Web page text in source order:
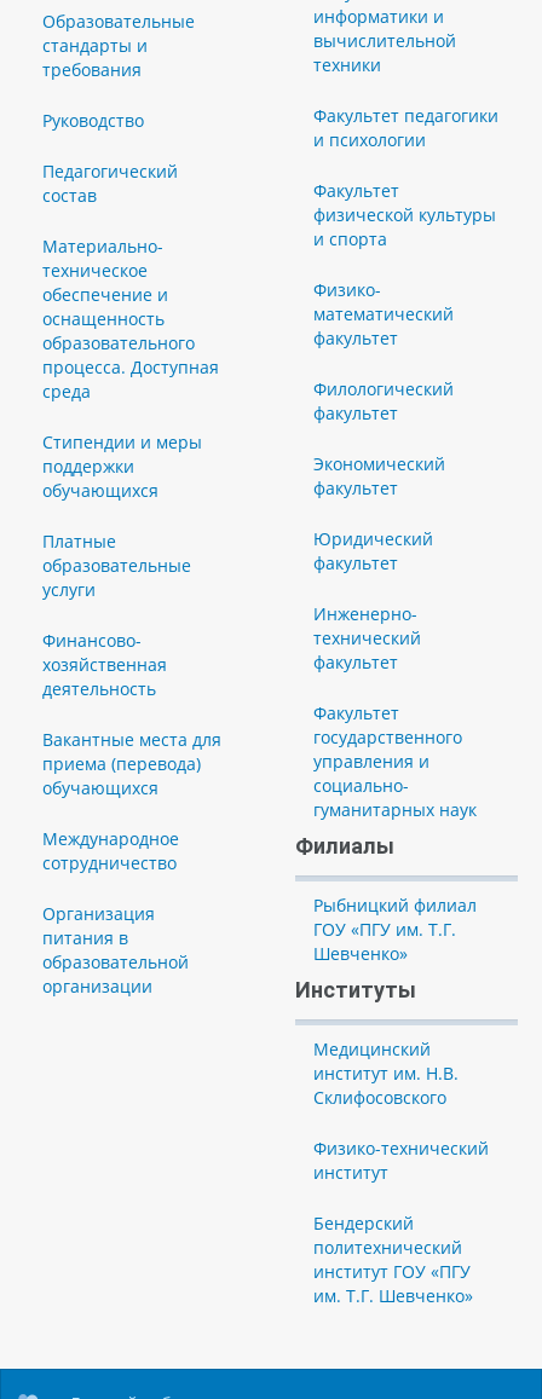
Образовательные
стандарты и
требования
Руководство
Педагогический
состав
Материально-
техническое
обеспечение и
оснащенность
образовательного
процесса. Доступная
среда
Стипендии и меры
поддержки
обучающихся
Платные
образовательные
услуги
Финансово-
хозяйственная
деятельность
Вакантные места для
приема (перевода)
обучающихся
Международное
сотрудничество
Организация
питания в
образовательной
организации
информатики и
вычислительной
техники
Факультет педагогики
и психологии
Факультет
физической культуры
и спорта
Физико-
математический
факультет
Филологический
факультет
Экономический
факультет
Юридический
факультет
Инженерно-
технический
факультет
Факультет
государственного
управления и
социально-
гуманитарных наук
Филиалы
Рыбницкий филиал
ГОУ «ПГУ им. Т.Г.
Шевченко»
Институты
Медицинский
институт им. Н.В.
Склифосовского
Физико-технический
институт
Бендерский
политехнический
институт ГОУ «ПГУ
им. Т.Г. Шевченко»